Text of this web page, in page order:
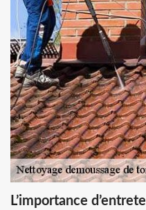
L’importance